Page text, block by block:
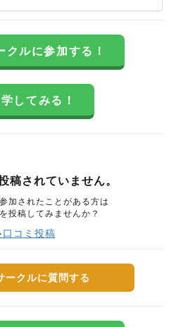
クルに参加する！
してみる！
稿されていません。
加されたことがある方は
投稿してみませんか？
コミ投稿
ークルに質問する